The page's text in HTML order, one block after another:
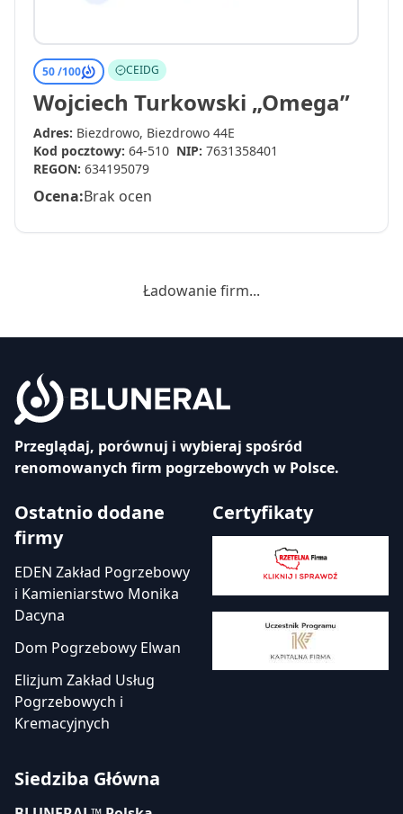
50 /100 CEIDG
Wojciech Turkowski „Omega”
Adres: Biezdrowo, Biezdrowo 44E
Kod pocztowy: 64-510 NIP: 7631358401
REGON: 634195079
Ocena:Brak ocen
Ładowanie firm...
Przeglądaj, porównuj i wybieraj spośród
renomowanych firm pogrzebowych w Polsce.
Ostatnio dodane
firmy
EDEN Zakład Pogrzebowy
i Kamieniarstwo Monika
Dacyna
Dom Pogrzebowy Elwan
Elizjum Zakład Usług
Pogrzebowych i
Kremacyjnych
Certyfikaty
Siedziba Główna